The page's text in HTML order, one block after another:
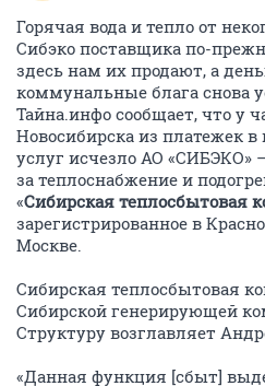
Горячая вода и тепло от
Сибэко поставщика по-
здесь нам их продают, а
коммунальные блага снова
Тайна.инфо сообщает, что у
Новосибирска из платежек в
услуг исчезло АО «СИБЭКО»
за теплоснабжение и
«Сибирская теплосбытовая
зарегистрированное в
Москве.
Сибирская теплосбытовая
Сибирской генерирующей
Структуру возглавляет
«Данная функция [сбыт]